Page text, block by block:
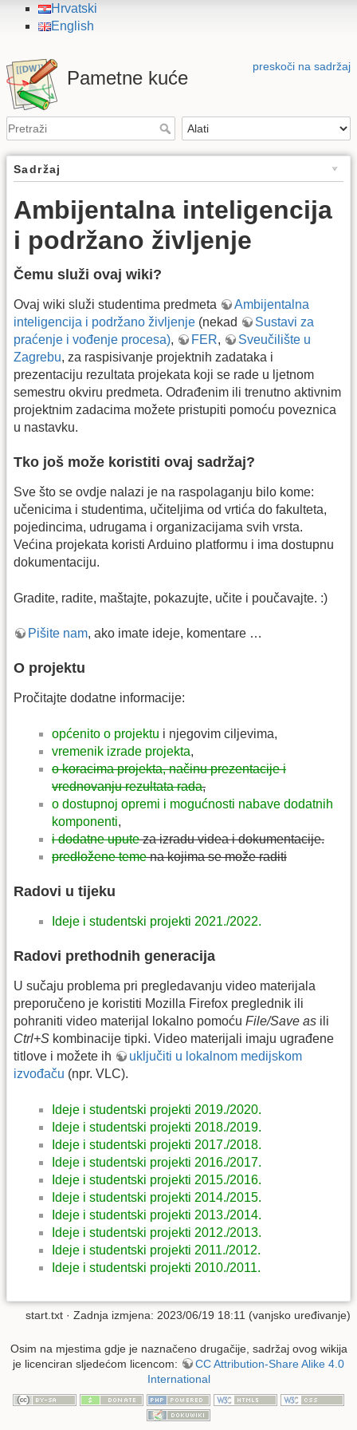
Hrvatski
English
preskoči na sadržaj
Pametne kuće
Sadržaj
Ambijentalna inteligencija
i podržano življenje
Čemu služi ovaj wiki?
Ovaj wiki služi studentima predmeta
Ambijentalna
inteligencija i podržano življenje (nekad
Sustavi za
praćenje i vođenje procesa), FER,
Sveučilište u
Zagrebu, za raspisivanje projektnih zadataka i
prezentaciju rezultata projekata koji se rade u ljetnom
semestru okviru predmeta. Odrađenim ili trenutno aktivnim
projektnim zadacima možete pristupiti pomoću poveznica
u nastavku.
Tko još može koristiti ovaj sadržaj?
Sve što se ovdje nalazi je na raspolaganju bilo kome:
učenicima i studentima, učiteljima od vrtića do fakulteta,
pojedincima, udrugama i organizacijama svih vrsta.
Većina projekata koristi Arduino platformu i ima dostupnu
dokumentaciju.
Gradite, radite, maštajte, pokazujte, učite i poučavajte. :)
Pišite nam, ako imate ideje, komentare …
O projektu
Pročitajte dodatne informacije:
općenito o projektu i njegovim ciljevima,
vremenik izrade projekta,
o koracima projekta, načinu prezentacije i
vrednovanju rezultata rada,
o dostupnoj opremi i mogućnosti nabave dodatnih
komponenti,
i dodatne uputeza izradu videa i dokumentacije.
predložene temena kojima se može raditi
Radovi u tijeku
Ideje i studentski projekti 2021./2022.
Radovi prethodnih generacija
U sučaju problema pri pregledavanju video materijala
preporučeno je koristiti Mozilla Firefox preglednik ili
pohraniti video materijal lokalno pomoću File/Save as ili
Ctrl+S kombinacije tipki. Video materijali imaju ugrađene
titlove i možete ih
uključiti u lokalnom medijskom
izvođaču (npr. VLC).
Ideje i studentski projekti 2019./2020.
Ideje i studentski projekti 2018./2019.
Ideje i studentski projekti 2017./2018.
Ideje i studentski projekti 2016./2017.
Ideje i studentski projekti 2015./2016.
Ideje i studentski projekti 2014./2015.
Ideje i studentski projekti 2013./2014.
Ideje i studentski projekti 2012./2013.
Ideje i studentski projekti 2011./2012.
Ideje i studentski projekti 2010./2011.
start.txt · Zadnja izmjena: 2023/06/19 18:11 (vanjsko uređivanje)
Osim na mjestima gdje je naznačeno drugačije, sadržaj ovog wikija
je licenciran sljedećom licencom:
CC Attribution-Share Alike 4.0
International